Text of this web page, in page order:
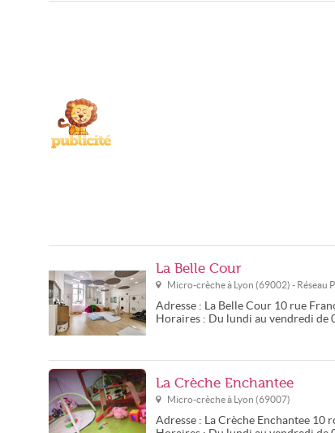
La Belle Cour
Micro-crèche à Lyon (69002) - Réseau
Adresse : La Belle Cour 10 rue
Horaires : Du lundi au vendredi de
La Crèche Enchantee
Micro-crèche à Lyon (69007)
Adresse : La Crèche Enchantee 10